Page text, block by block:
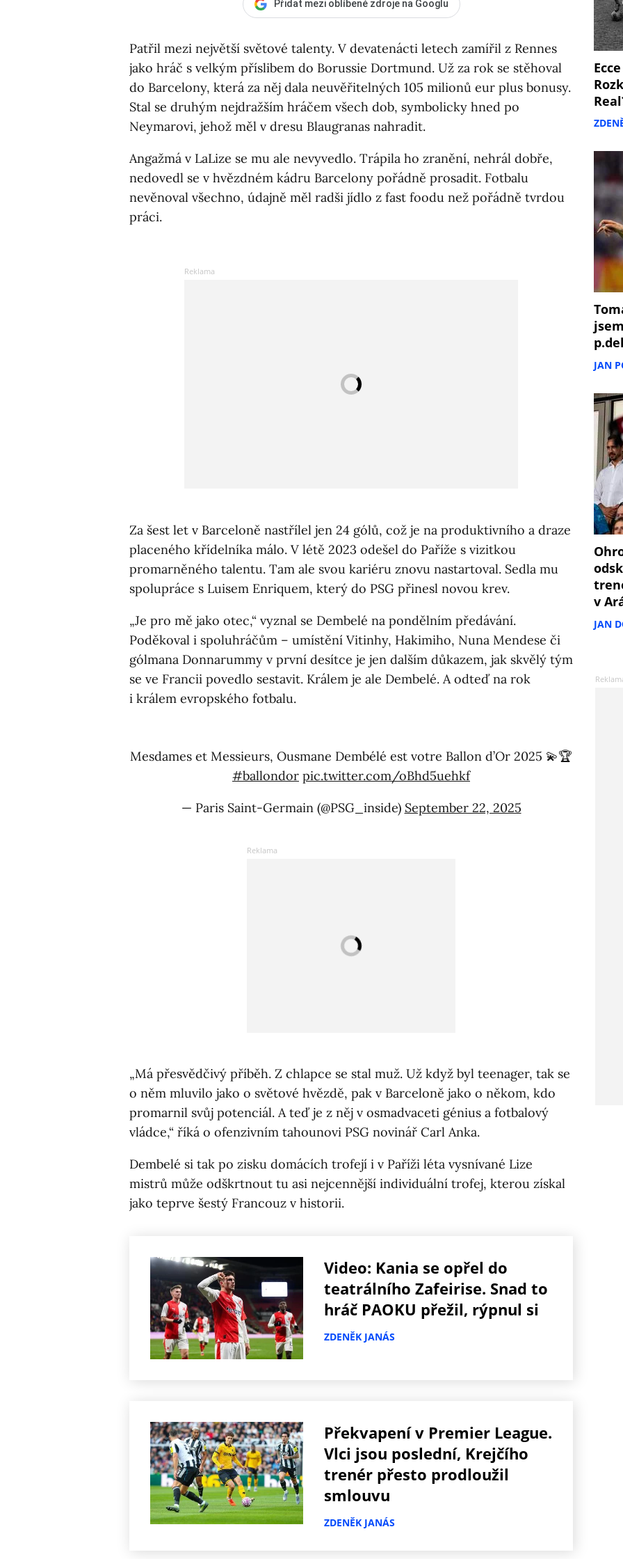
Přidat mezi oblíbené zdroje na Googlu
Patřil mezi největší světové talenty. V devatenácti letech zamířil z Rennes
jako hráč s velkým příslibem do Borussie Dortmund. Už za rok se stěhoval
do Barcelony, která za něj dala neuvěřitelných 105 milionů eur plus bonusy.
Stal se druhým nejdražším hráčem všech dob, symbolicky hned po
Neymarovi, jehož měl v dresu Blaugranas nahradit.
Angažmá v LaLize se mu ale nevyvedlo. Trápila ho zranění, nehrál dobře,
nedovedl se v hvězdném kádru Barcelony pořádně prosadit. Fotbalu
nevěnoval všechno, údajně měl radši jídlo z fast foodu než pořádně tvrdou
práci.
Za šest let v Barceloně nastřílel jen 24 gólů, což je na produktivního a draze
placeného křídelníka málo. V létě 2023 odešel do Paříže s vizitkou
promarněného talentu. Tam ale svou kariéru znovu nastartoval. Sedla mu
spolupráce s Luisem Enriquem, který do PSG přinesl novou krev.
„Je pro mě jako otec,“ vyznal se Dembelé na pondělním předávání.
Poděkoval i spoluhráčům – umístění Vitinhy, Hakimiho, Nuna Mendese či
gólmana Donnarummy v první desítce je jen dalším důkazem, jak skvělý tým
se ve Francii povedlo sestavit. Králem je ale Dembelé. A odteď na rok
i králem evropského fotbalu.
Mesdames et Messieurs, Ousmane Dembélé est votre Ballon d’Or 2025 💫🏆
#ballondor pic.twitter.com/oBhd5uehkf
— Paris Saint-Germain (@PSG_inside) September 22, 2025
„Má přesvědčivý příběh. Z chlapce se stal muž. Už když byl teenager, tak se
o něm mluvilo jako o světové hvězdě, pak v Barceloně jako o někom, kdo
promarnil svůj potenciál. A teď je z něj v osmadvaceti génius a fotbalový
vládce,“ říká o ofenzivním tahounovi PSG novinář Carl Anka.
Dembelé si tak po zisku domácích trofejí i v Paříži léta vysnívané Lize
mistrů může odškrtnout tu asi nejcennější individuální trofej, kterou získal
jako teprve šestý Francouz v historii.
Video: Kania se opřel do
teatrálního Zafeirise. Snad to
hráč PAOKU přežil, rýpnul si
ZDENĚK JANÁS
Překvapení v Premier League.
Vlci jsou poslední, Krejčího
trenér přesto prodloužil
smlouvu
ZDENĚK JANÁS
p.del
JAN
v
JAN